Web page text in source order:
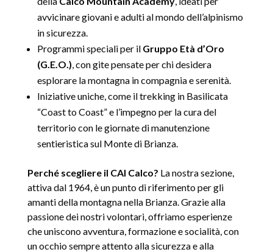
avvicinare giovani e adulti al mondo dell’alpinismo
in sicurezza.
Programmi speciali per il Gruppo Età d’Oro
(G.E.O.), con gite pensate per chi desidera
esplorare la montagna in compagnia e serenità.
Iniziative uniche, come il trekking in Basilicata
“Coast to Coast” e l’impegno per la cura del
territorio con le giornate di manutenzione
sentieristica sul Monte di Brianza.
Perché scegliere il CAI Calco? La nostra sezione,
attiva dal 1964, è un punto di riferimento per gli
amanti della montagna nella Brianza. Grazie alla
passione dei nostri volontari, offriamo esperienze
che uniscono avventura, formazione e socialità, con
un occhio sempre attento alla sicurezza e alla